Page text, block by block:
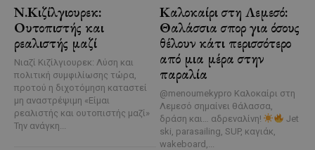
Ν.Κιζίλγιουρεκ:
Ουτοπιστής και
ρεαλιστής μαζί
Νιαζί Κιζίλγιουρεκ: Λύση και
πολιτική συμφιλίωσης τώρα,
προτού η διχοτόμηση καταστεί
μη αναστρέψιμη «Είμαι
ρεαλιστής και ουτοπιστής μαζί»
Την ανάγκη...
Καλοκαίρι στη Λεμεσό:
Θαλάσσια σπορ για όσους
θέλουν κάτι περισσότερο
από μια μέρα στην
παραλία
@menoumekypro Καλοκαίρι στη
Λεμεσό σημαίνει θάλασσα,
δράση και… αδρεναλίνη!
Jet
ski, parasailing, SUP, καγιάκ,
wakeboard,...